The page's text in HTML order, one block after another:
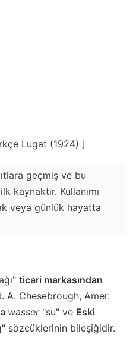
Lugat (1924) ]
geçmiş ve bu
kaynaktır. Kullanımı
veya günlük hayatta
ticari markasından
A. Chesebrough, Amer.
wasser"su" ve Eski
sözcüklerinin bileşiğidir.